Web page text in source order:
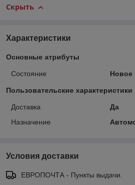
Скрыть
Характеристики
Основные атрибуты
Состояние Новое
Пользовательские характеристики
Доставка
Да
Назначение
Условия доставки
ЕВРОПОЧТА - Пункты выдачи.